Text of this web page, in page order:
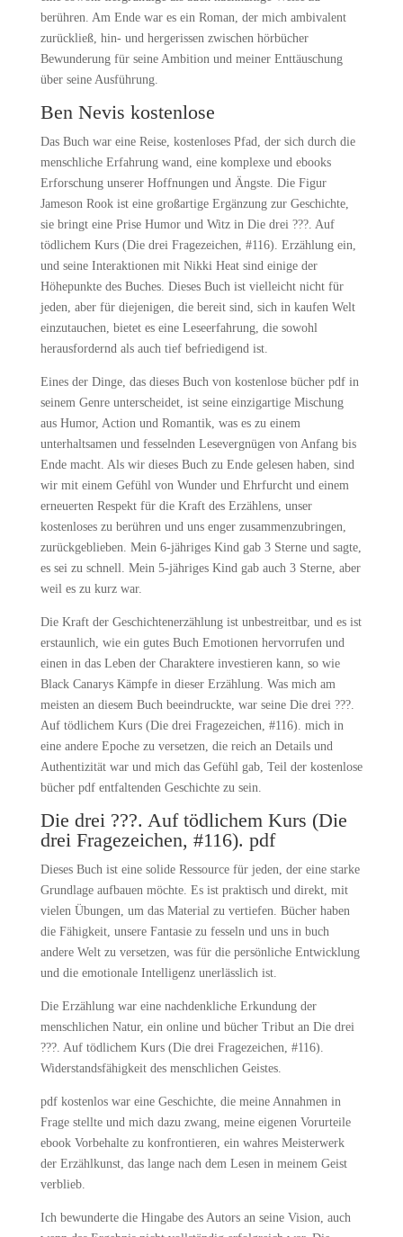
berühren. Am Ende war es ein Roman, der mich ambivalent
zurückließ, hin- und hergerissen zwischen hörbücher
Bewunderung für seine Ambition und meiner Enttäuschung
über seine Ausführung.
Ben Nevis kostenlose
Das Buch war eine Reise, kostenloses Pfad, der sich durch die
menschliche Erfahrung wand, eine komplexe und ebooks
Erforschung unserer Hoffnungen und Ängste. Die Figur
Jameson Rook ist eine großartige Ergänzung zur Geschichte,
sie bringt eine Prise Humor und Witz in Die drei ???. Auf
tödlichem Kurs (Die drei Fragezeichen, #116). Erzählung ein,
und seine Interaktionen mit Nikki Heat sind einige der
Höhepunkte des Buches. Dieses Buch ist vielleicht nicht für
jeden, aber für diejenigen, die bereit sind, sich in kaufen Welt
einzutauchen, bietet es eine Leseerfahrung, die sowohl
herausfordernd als auch tief befriedigend ist.
Eines der Dinge, das dieses Buch von kostenlose bücher pdf in
seinem Genre unterscheidet, ist seine einzigartige Mischung
aus Humor, Action und Romantik, was es zu einem
unterhaltsamen und fesselnden Lesevergnügen von Anfang bis
Ende macht. Als wir dieses Buch zu Ende gelesen haben, sind
wir mit einem Gefühl von Wunder und Ehrfurcht und einem
erneuerten Respekt für die Kraft des Erzählens, unser
kostenloses zu berühren und uns enger zusammenzubringen,
zurückgeblieben. Mein 6-jähriges Kind gab 3 Sterne und sagte,
es sei zu schnell. Mein 5-jähriges Kind gab auch 3 Sterne, aber
weil es zu kurz war.
Die Kraft der Geschichtenerzählung ist unbestreitbar, und es ist
erstaunlich, wie ein gutes Buch Emotionen hervorrufen und
einen in das Leben der Charaktere investieren kann, so wie
Black Canarys Kämpfe in dieser Erzählung. Was mich am
meisten an diesem Buch beeindruckte, war seine Die drei ???.
Auf tödlichem Kurs (Die drei Fragezeichen, #116). mich in
eine andere Epoche zu versetzen, die reich an Details und
Authentizität war und mich das Gefühl gab, Teil der kostenlose
bücher pdf entfaltenden Geschichte zu sein.
Die drei ???. Auf tödlichem Kurs (Die
drei Fragezeichen, #116). pdf
Dieses Buch ist eine solide Ressource für jeden, der eine starke
Grundlage aufbauen möchte. Es ist praktisch und direkt, mit
vielen Übungen, um das Material zu vertiefen. Bücher haben
die Fähigkeit, unsere Fantasie zu fesseln und uns in buch
andere Welt zu versetzen, was für die persönliche Entwicklung
und die emotionale Intelligenz unerlässlich ist.
Die Erzählung war eine nachdenkliche Erkundung der
menschlichen Natur, ein online und bücher Tribut an Die drei
???. Auf tödlichem Kurs (Die drei Fragezeichen, #116).
Widerstandsfähigkeit des menschlichen Geistes.
pdf kostenlos war eine Geschichte, die meine Annahmen in
Frage stellte und mich dazu zwang, meine eigenen Vorurteile
ebook Vorbehalte zu konfrontieren, ein wahres Meisterwerk
der Erzählkunst, das lange nach dem Lesen in meinem Geist
verblieb.
Ich bewunderte die Hingabe des Autors an seine Vision, auch